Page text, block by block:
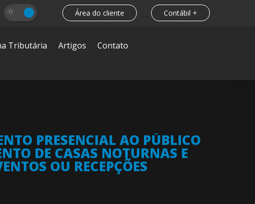
Área do cliente Contábil +
Tributária Artigos
Contato
PRESENCIAL AO PÚBLICO
DE CASAS NOTURNAS E
OU RECEPÇÕES